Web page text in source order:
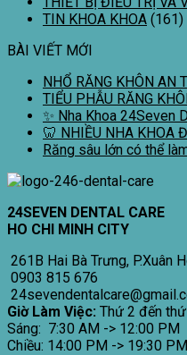
TIN KHOA KHOA (161)
BÀI VIẾT MỚI
NHỔ RĂNG KHÔN AN
TIỂU PHẪU RĂNG
✨ Nha Khoa 24Seven
🦷 NHIỀU NHA KHOA
Răng sâu lớn có thể
24SEVEN DENTAL CARE
HO CHI MINH CITY
261B Hai Bà Trưng, P.Xuân
0903 815 676
Giờ Làm Việc: Thứ 2 đến
Sáng: 7:30 AM -> 12:00 PM
Chiều: 14:00 PM -> 19:30 PM